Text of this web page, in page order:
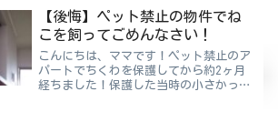
しぶりｗ）もうTwitterじゃなくてX
か...
【後悔】ペット禁止の物件でね
こを飼ってごめんなさい！
こんにちは、ママです！ペット禁止のア
パートでちくわを保護してから約2ヶ月
経ちました！保護した当時の小さかった